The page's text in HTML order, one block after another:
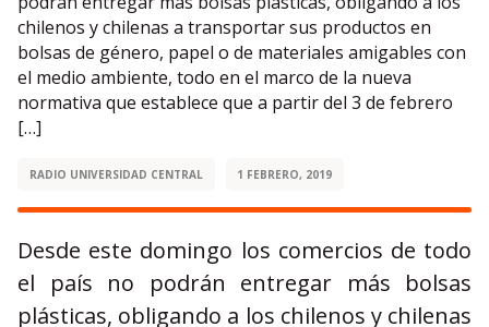
chilenos y chilenas a transportar sus productos en
bolsas de género, papel o de materiales amigables con
el medio ambiente, todo en el marco de la nueva
normativa que establece que a partir del 3 de febrero
[…]
RADIO UNIVERSIDAD CENTRAL 1 FEBRERO, 2019
Desde este domingo los comercios de todo
el país no podrán entregar más bolsas
plásticas, obligando a los chilenos y chilenas